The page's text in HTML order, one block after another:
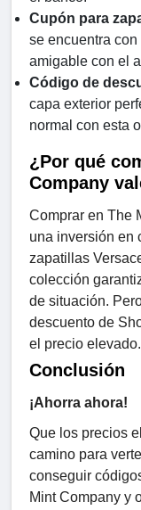
Cupón para
se encuentra
amigable con el
Código de
capa exterior
normal con esta
¿Por qué
Company
Comprar en The
una inversión en
zapatillas
colección
de situación.
descuento de
el precio elevado.
Conclusión
¡Ahorra ahora!
Que los precios
camino para
conseguir
Mint Company y